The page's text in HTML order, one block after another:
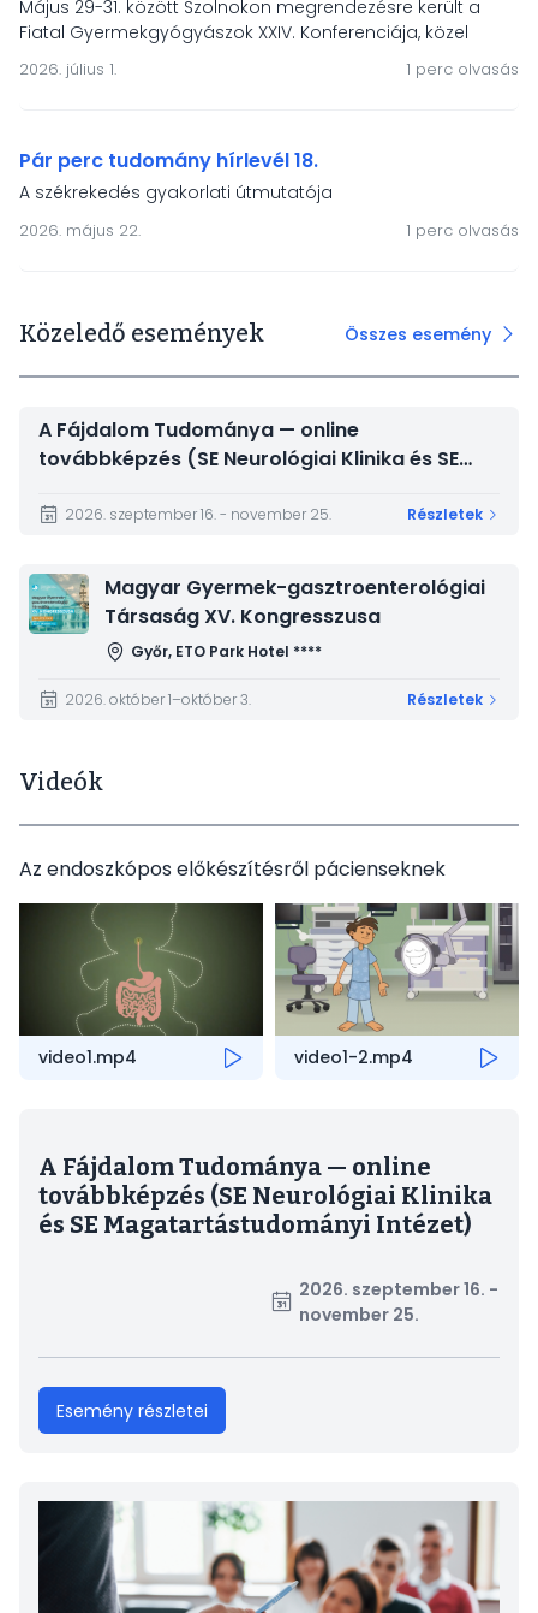
Május 29-31. között Szolnokon megrendezésre került a
Fiatal Gyermekgyógyászok XXIV. Konferenciája, közel
kétszáz résztvevővel és 90 szakmai előadással. Az MGYGT
két díjat ajánlott fel a legkiválóbb előadóknak – a
Géza Kórház).
2026. július 1. 1 perc olvasás
Pár perc tudomány hírlevél 18.
A székrekedés gyakorlati útmutatója
2026. május 22. 1 perc olvasás
Közeledő események
A Fájdalom Tudománya — online
továbbképzés (SE Neurológiai Klinika és SE
2026. szeptember 16. - november 25. Részletek
Kép
Magyar Gyermek-gasztroenterológiai
Társaság XV. Kongresszusa
Győr, ETO Park Hotel ****
2026. október 1–október 3. Részletek
Összes esemény
Videók
Az endoszkópos előkészítésről pácienseknek
video1.mp4 video1-2.mp4
A Fájdalom Tudománya — online
továbbképzés (SE Neurológiai Klinika
és SE Magatartástudományi Intézet)
2026. szeptember 16. -
november 25.
Esemény részletei